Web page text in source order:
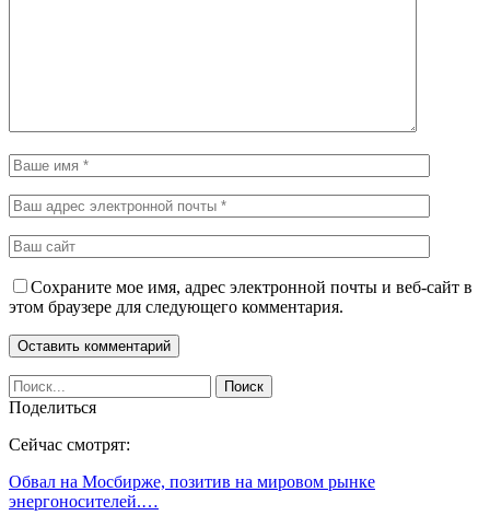
Сохраните мое имя, адрес электронной почты и веб-сайт в
этом браузере для следующего комментария.
Поделиться
Сейчас смотрят:
Обвал на Мосбирже, позитив на мировом рынке
энергоносителей.…